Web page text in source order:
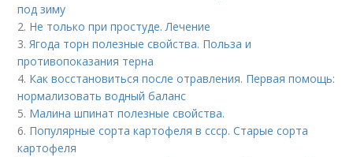
под зиму
2. Не только при простуде. Лечение
3.Ягода торн полезные свойства. Польза и
противопоказания терна
4. Как восстановиться после отравления. Первая помощь:
нормализовать водный баланс
5. Малина шпинат полезные свойства.
6. Популярные сорта картофеля в ссср. Старые сорта
картофеля